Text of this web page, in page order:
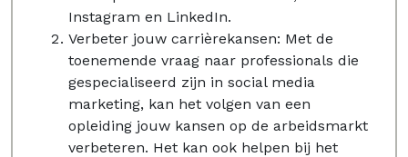
Instagram en LinkedIn.
Verbeter jouw carrièrekansen: Met de
toenemende vraag naar professionals die
gespecialiseerd zijn in social media
marketing, kan het volgen van een
opleiding jouw kansen op de arbeidsmarkt
verbeteren. Het kan ook helpen bij het